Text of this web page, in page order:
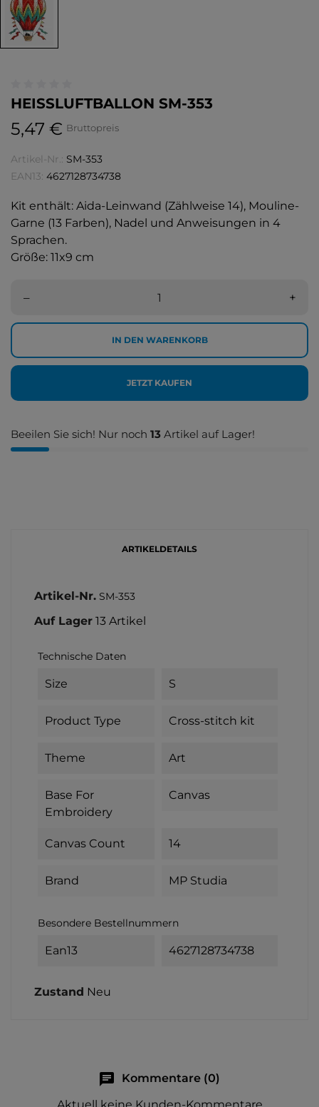
HEISSLUFTBALLON SM-353
5,47 € Bruttopreis
Artikel-Nr.: SM-353
EAN13: 4627128734738
Kit enthält: Aida-Leinwand (Zählweise 14), Mouline-
Garne (13 Farben), Nadel und Anweisungen in 4
Sprachen.
Größe: 11x9 cm
– +
IN DEN WARENKORB
JETZT KAUFEN
Beeilen Sie sich! Nur noch 13 Artikel auf Lager!
ARTIKELDETAILS
Artikel-Nr. SM-353
Auf Lager 13 Artikel
Technische Daten
Size S
Product Type Cross-stitch kit
Theme Art
Base For
Embroidery
Canvas
Canvas Count 14
Brand MP Studia
Besondere Bestellnummern
Ean13 4627128734738
Zustand Neu
chat
Kommentare (0)